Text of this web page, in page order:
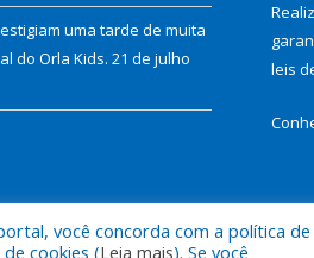
uma tarde de muita
do Orla Kids. 21 de julho
leis
Mapa do Site
você concorda com a política de
cookies (Leia mais). Se você